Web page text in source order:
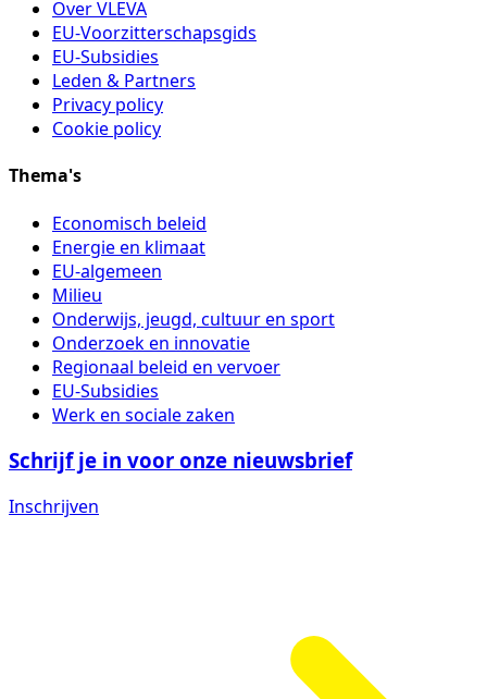
Over VLEVA
EU-Voorzitterschapsgids
EU-Subsidies
Leden & Partners
Privacy policy
Cookie policy
Thema's
Economisch beleid
Energie en klimaat
EU-algemeen
Milieu
Onderwijs, jeugd, cultuur en sport
Onderzoek en innovatie
Regionaal beleid en vervoer
EU-Subsidies
Werk en sociale zaken
Schrijf je in voor onze nieuwsbrief
Inschrijven